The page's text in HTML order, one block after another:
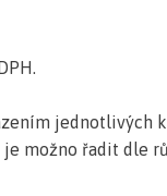
jednotlivých
možno řadit dle